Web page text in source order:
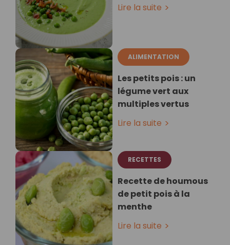
Lire la suite
ALIMENTATION
Les petits pois : un
légume vert aux
multiples vertus
Lire la suite
RECETTES
Recette de houmous
de petit pois à la
menthe
Lire la suite